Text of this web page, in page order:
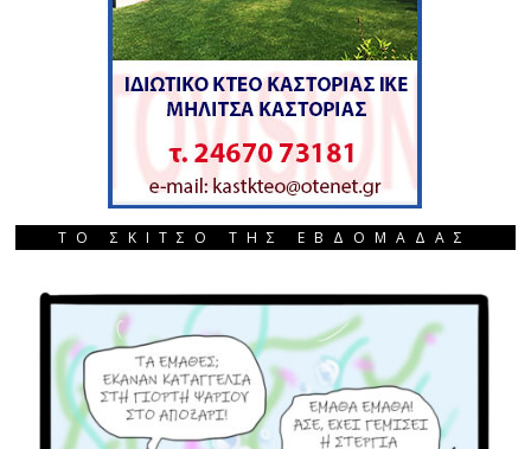
ΤΟ ΣΚΙΤΣΟ ΤΗΣ ΕΒΔΟΜΑΔΑΣ